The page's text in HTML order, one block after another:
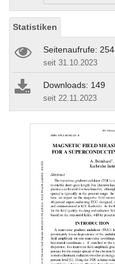
Statistiken
Seitenaufrufe: 254
seit 31.10.2023
Downloads: 149
seit 22.11.2023